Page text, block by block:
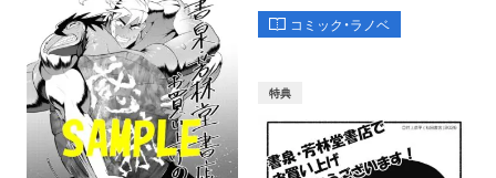
コミック・ラノベ
特典